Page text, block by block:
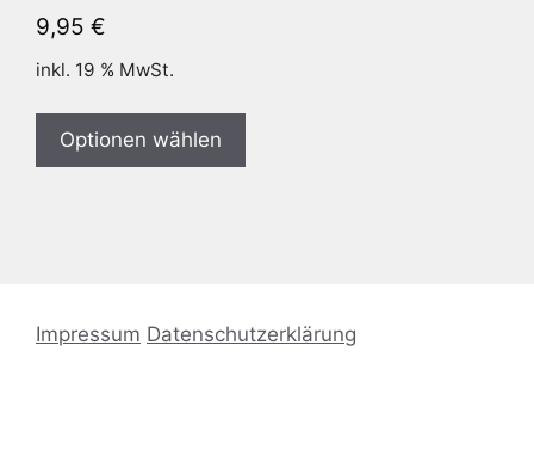
9,95 €
inkl. 19 % MwSt.
Optionen wählen
Impressum Datenschutzerklärung